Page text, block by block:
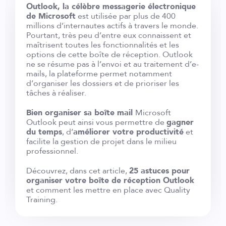
Outlook, la célèbre messagerie électronique
de Microsoft est utilisée par plus de 400
millions d’internautes actifs à travers le monde.
Pourtant, très peu d’entre eux connaissent et
maîtrisent toutes les fonctionnalités et les
options de cette boîte de réception. Outlook
ne se résume pas à l’envoi et au traitement d’e-
mails, la plateforme permet notamment
d’organiser les dossiers et de prioriser les
tâches à réaliser.
Bien organiser sa boîte mail Microsoft
Outlook peut ainsi vous permettre de gagner
du temps, d’améliorer votre productivitéet
facilite la gestion de projet dans le milieu
professionnel.
Découvrez, dans cet article,25 astuces pour
organiser votre boîte de réception Outlook
et comment les mettre en place avec Quality
Training.